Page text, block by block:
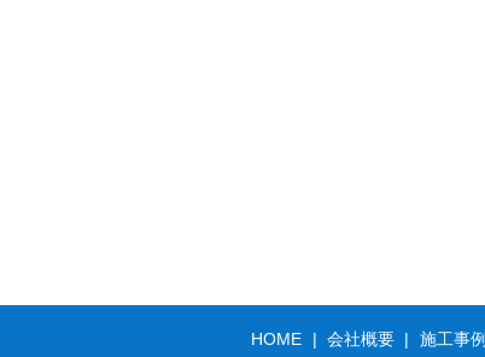
HOME 会社概要 施工事例